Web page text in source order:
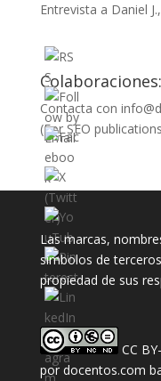
Entrevista a Daniel
Colaboraciones:
Contacta con
(For SEO
Las marcas,
símbolos de
propiedad de sus
CC
por docentos.com